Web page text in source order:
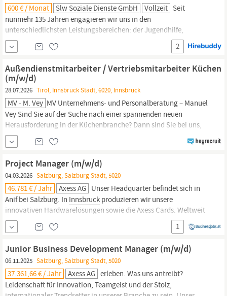
600 € / Monat Slw Soziale Dienste GmbH Vollzeit Seit
nunmehr 135 Jahren engagieren wir uns in den
unterschiedlichsten Leistungsbereichen: der Jugendhilfe,
Behindertenhilfe und Elementarpädagogik in
Innsbruckund
Umgebung sowie dem Tiroler Unterland und dem Zillertal. Wir
sind laufend auf der Suche nach qualifizierten und motivierten
neuen Kolleginnen und Kollegen, die eine Ausbildung auf
Fachniveau...
2
Außendienstmitarbeiter / Vertriebsmitarbeiter Küchen
(m/w/d)
28.07.2026 Tirol, Innsbruck Stadt, 6020, Innsbruck
MV - M. Vey MV Unternehmens- und Personalberatung – Manuel
Vey Sind Sie auf der Suche nach einer spannenden neuen
Herausforderung in der Küchenbranche? Dann sind Sie bei uns,
der MV Unternehmens- und Personalberatung M. Vey, genau
richtig! Als Personalvermittler innen arbeiten wir mit namhaften
Unternehmen der Einrichtungsbranche zusammen und suchen für
diese, die passenden Talente...
Project Manager (m/w/d)
04.03.2026 Salzburg, Salzburg Stadt, 5020
46.781 € / Jahr Axess AG Unser Headquarter befindet sich in
Anif bei Salzburg. In Innsbruck produzieren wir unsere
innovativen Hardwarelösungen sowie die Axess Cards. Weltweit
sind mehr als 480 Kolleg:innen mit Herzblut für unsere
Kund:innen im Einsatz. Werde Teil unseres internationalen Teams
1
Junior Business Development Manager (m/w/d)
06.11.2025 Salzburg, Salzburg Stadt, 5020
37.361,66 € / Jahr Axess AG erleben. Was uns antreibt?
Leidenschaft für Innovation, Teamgeist und der Stolz,